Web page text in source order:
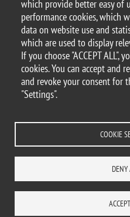
which provide better easy of
performance cookies, which
data on website use and
which are used to display
If you choose "ACCEPT
cookies. You can accept and
and revoke your consent for
"Settings".
COOKIE
DENY
© 2025
Piazza
PEC address:
P.I.
Privacy and cookies policy
Accessibility Statistiche di accesso